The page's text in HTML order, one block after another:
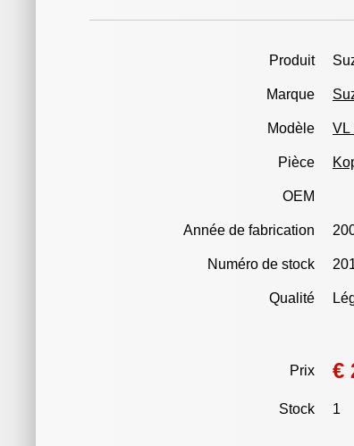
Produit
Marque
Modèle VL
Pièce
OEM
Année de fabrication
Numéro de stock
Qualité
Prix €
Stock 1